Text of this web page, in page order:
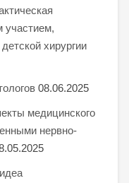
участием,
хирургии
08.06.2025
медицинского
нервно-